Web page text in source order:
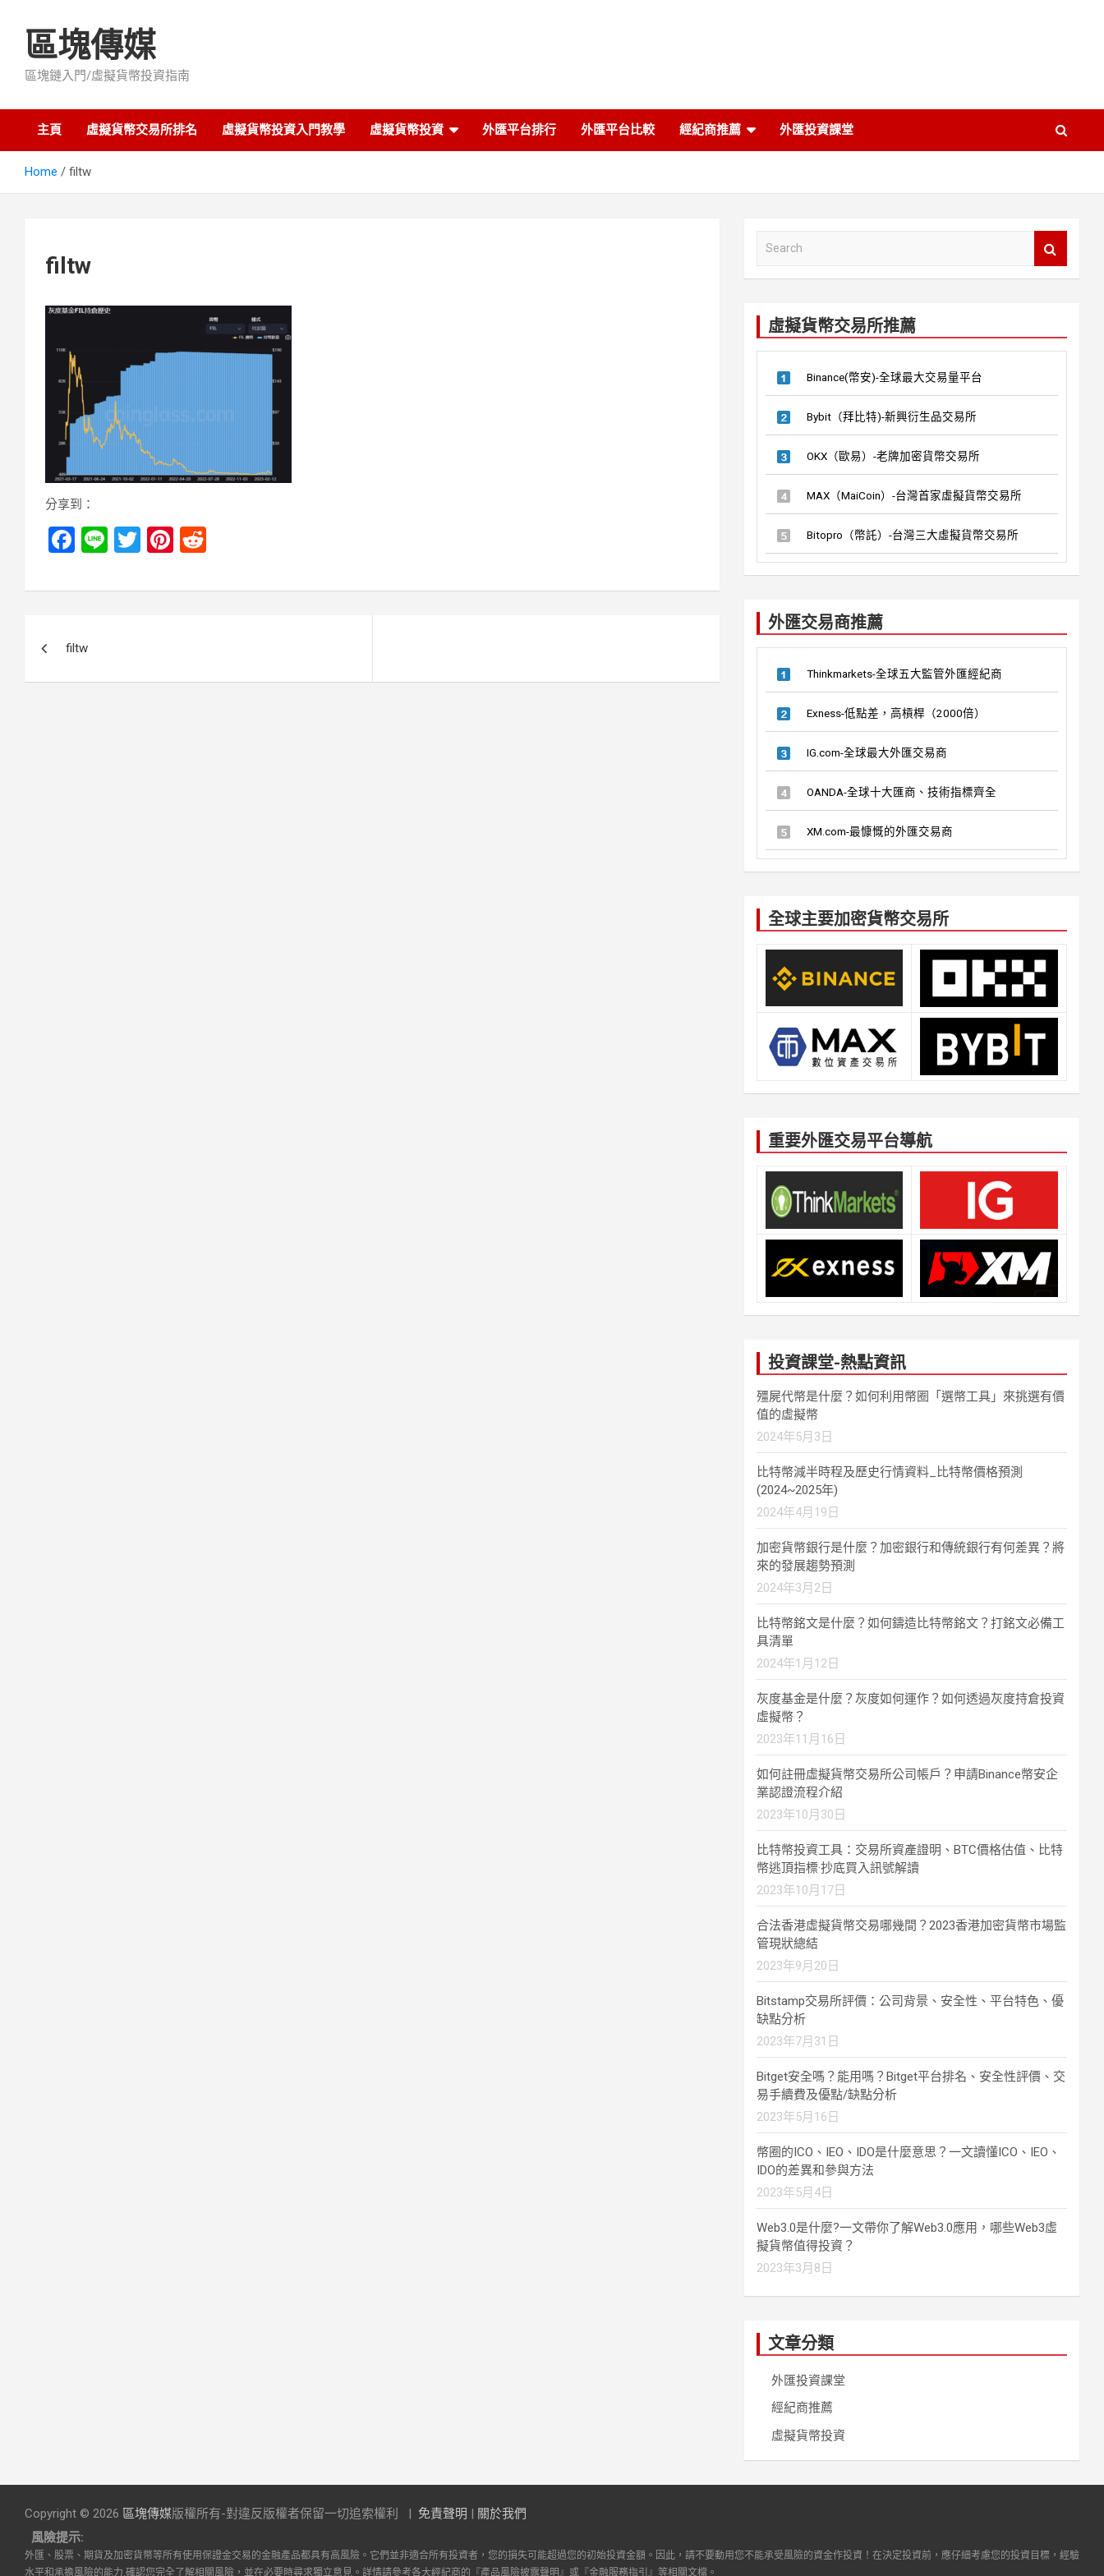
content區塊傳媒
區塊鏈入門/虛擬貨幣投資指南
主頁 虛擬貨幣交易所排名 虛擬貨幣投資入門教學 虛擬貨幣投資 外匯平台排行 外匯平台比較 經紀商推薦 外匯投資課堂
Home filtw
filtw
分享到：
F
ce
o
Li
e
T
tt
Pi
er d
filtw
虛擬貨幣交易所推薦
Binance(幣安)-全球最大交易量平台
Bybit（拜比特)-新興衍生品交易所
OKX（歐易）-老牌加密貨幣交易所
MAX（MaiCoin）-台灣首家虛擬貨幣交易所
Bitopro（幣託）-台灣三大虛擬貨幣交易所
外匯交易商推薦
Thinkmarkets-全球五大監管外匯經紀商
Exness-低點差，高槓桿（2000倍）
IG.com-全球最大外匯交易商
OANDA-全球十大匯商、技術指標齊全
XM.com-最慷慨的外匯交易商
全球主要加密貨幣交易所
重要外匯交易平台導航
投資課堂-熱點資訊
殭屍代幣是什麼？如何利用幣圈「選幣工具」來挑選有價
值的虛擬幣
2024年5月3日
比特幣減半時程及歷史行情資料_比特幣價格預測
(2024~2025年)
2024年4月19日
加密貨幣銀行是什麼？加密銀行和傳統銀行有何差異？將
來的發展趨勢預測
2024年3月2日
比特幣銘文是什麼？如何鑄造比特幣銘文？打銘文必備工
具清單
2024年1月12日
灰度基金是什麼？灰度如何運作？如何透過灰度持倉投資
虛擬幣？
2023年11月16日
如何註冊虛擬貨幣交易所公司帳戶？申請Binance幣安企
業認證流程介紹
2023年10月30日
比特幣投資工具：交易所資產證明、BTC價格估值、比特
幣逃頂指標·抄底買入訊號解讀
2023年10月17日
合法香港虛擬貨幣交易哪幾間？2023香港加密貨幣市場監
管現狀總結
2023年9月20日
Bitstamp交易所評價：公司背景、安全性、平台特色、優
缺點分析
2023年7月31日
Bitget安全嗎？能用嗎？Bitget平台排名、安全性評價、交
易手續費及優點/缺點分析
2023年5月16日
幣圈的ICO、IEO、IDO是什麼意思？一文讀懂ICO、IEO、
IDO的差異和參與方法
2023年5月4日
Web3.0是什麼?一文帶你了解Web3.0應用，哪些Web3虛
擬貨幣值得投資？
2023年3月8日
文章分類
外匯投資課堂
經紀商推薦
虛擬貨幣投資
Copyright © 2026 區塊傳媒版權所有-對違反版權者保留一切追索權利 免責聲明 | 關於我們
風險提示:
外匯、股票、期貨及加密貨幣等所有使用保證金交易的金融產品都具有高風險。它們並非適合所有投資者，您的損失可能超過您的初始投資金額。因此，請不要動用您不能承受風險的資金作投資！在決定投資前，應仔細考慮您的投資目標，經驗
水平和承擔風險的能力,確認您完全了解相關風險，並在必要時尋求獨立意見。詳情請參考各大經紀商的『產品風險披露聲明』或『金融服務指引』等相關文檔。